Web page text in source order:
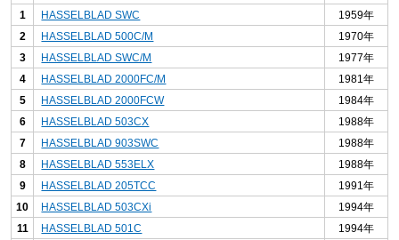
1 HASSELBLAD SWC
1959年
2
HASSELBLAD 500C/M
1970年
3
HASSELBLAD SWC/M
1977年
4
HASSELBLAD 2000FC/M
1981年
5
HASSELBLAD 2000FCW
1984年
6
HASSELBLAD 503CX
1988年
7
HASSELBLAD 903SWC
1988年
8
HASSELBLAD 553ELX
1988年
9
HASSELBLAD 205TCC
1991年
10
HASSELBLAD 503CXi
1994年
11
HASSELBLAD 501C
1994年